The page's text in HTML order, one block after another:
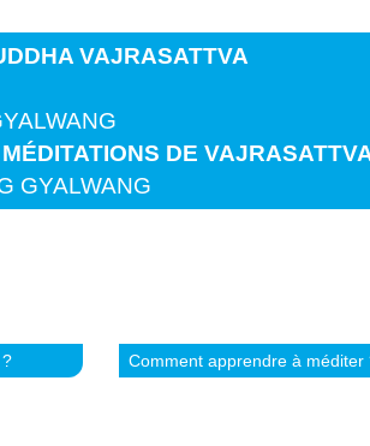
VAJRASATTVA
DE
GYALWANG
Comment apprendre à méditer